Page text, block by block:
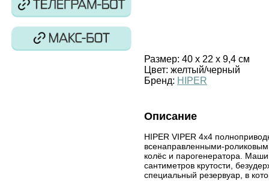
Размер: 40 x 22 x 9,4 см
Цвет: желтый/черный
Бренд: HIPER
Описание
HIPER VIPER 4х4
всенаправленными-
колёс и парогенератора.
сантиметров крутости,
специальный резервуар, в